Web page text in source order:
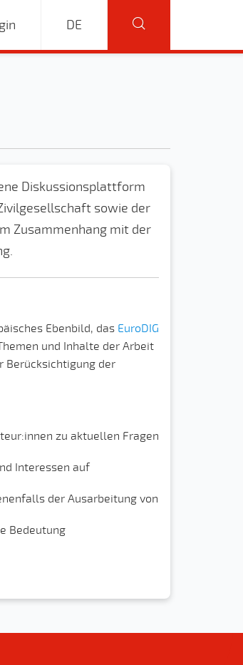
DE
Diskussionsplattform
sowie der
Zusammenhang mit der
Ebenbild, das EuroDIG
und Inhalte der Arbeit
Berücksichtigung der
zu aktuellen Fragen
Interessen auf
der Ausarbeitung von
Bedeutung